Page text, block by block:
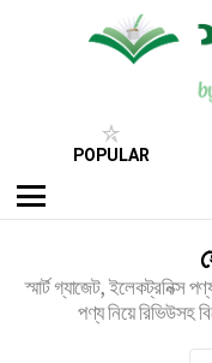
POPULAR
Menu
স্মার্ট গ্যাজেট, ইলেকট্রনিক্স
পণ্য নিয়ে রিভিউসহ